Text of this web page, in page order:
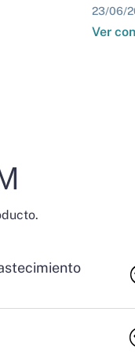
23/06/
Ver